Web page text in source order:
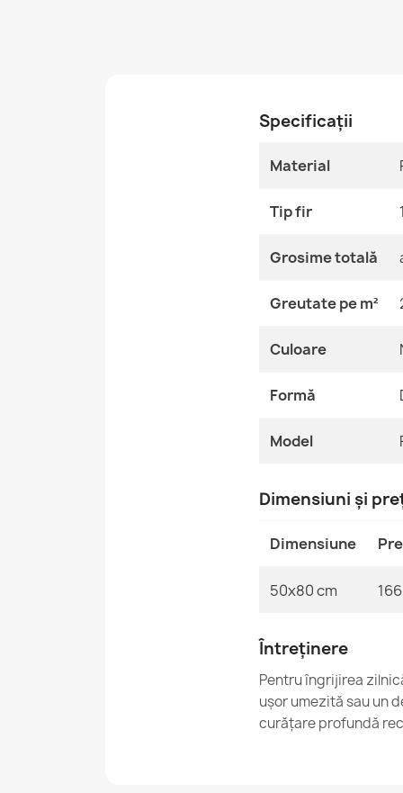
Specificații
Material
Tip fir
Grosime totală
Greutate pe m²
Culoare
Formă
Model
Dimensiuni și
Dimensiune
50x80 cm
Întreținere
Pentru îngrijirea
ușor umezită sau un
curățare profundă